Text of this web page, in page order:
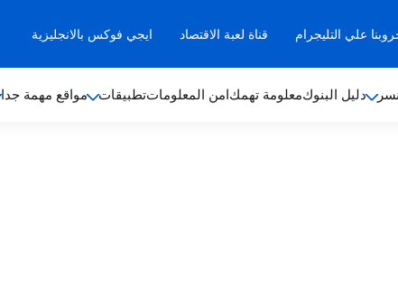
علي التليجرام قناة لعبة الاقتصاد ايجي فوكس بالانجليزية
دليل البنوكمعلومة تهمكامن المعلوماتتطبيقات مواقع مهمة جدا